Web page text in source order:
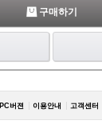
구매하기
PC버젼 이용안내 고객센터